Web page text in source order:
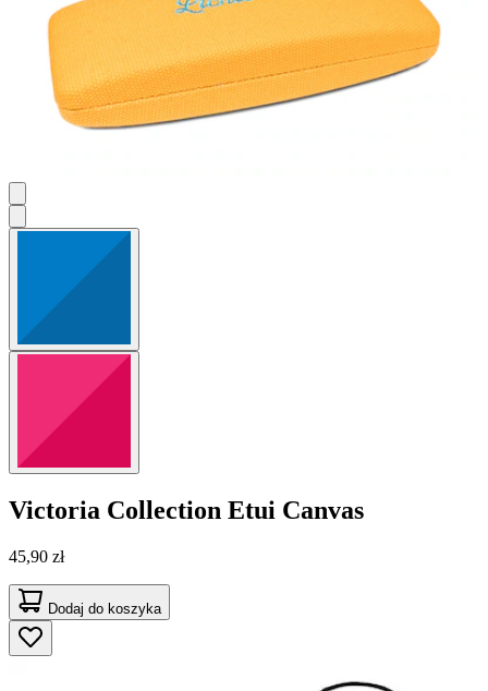
Victoria Collection Etui Canvas
45,90 zł
Dodaj do koszyka